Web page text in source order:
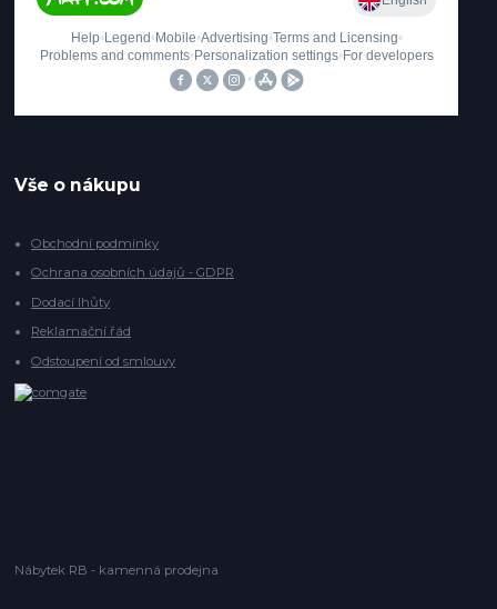
Vše o nákupu
Obchodní podmínky
Ochrana osobních údajů - GDPR
Dodací lhůty
Reklamační řád
Odstoupení od smlouvy
Nábytek RB - kamenná prodejna